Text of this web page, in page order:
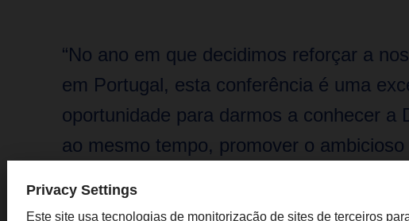
“No ano em que decidimos reforçar a
em Portugal, esta conferência é uma
oportunidade para darmos a conhecer a
ao mesmo tempo, promover o